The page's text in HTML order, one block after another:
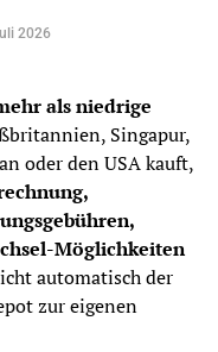
2026
als niedrige
Singapur,
oder den USA kauft,
Möglichkeiten
automatisch der
zur eigenen